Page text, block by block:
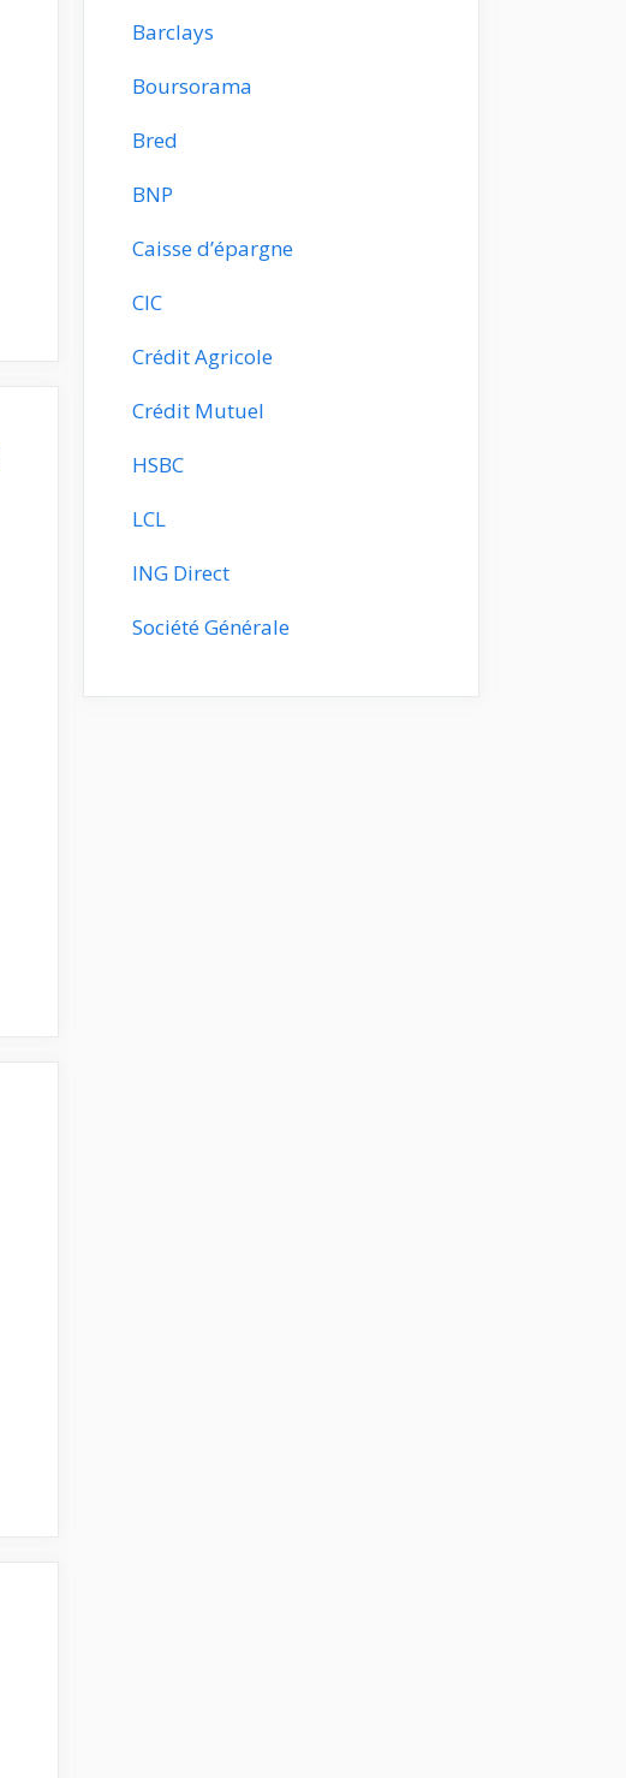
Barclays
Boursorama
Bred
BNP
Caisse d’épargne
CIC
Crédit Agricole
Crédit Mutuel
HSBC
LCL
ING Direct
Société Générale